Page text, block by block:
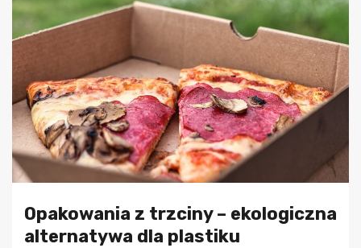
Opakowania z trzciny – ekologiczna
alternatywa dla plastiku